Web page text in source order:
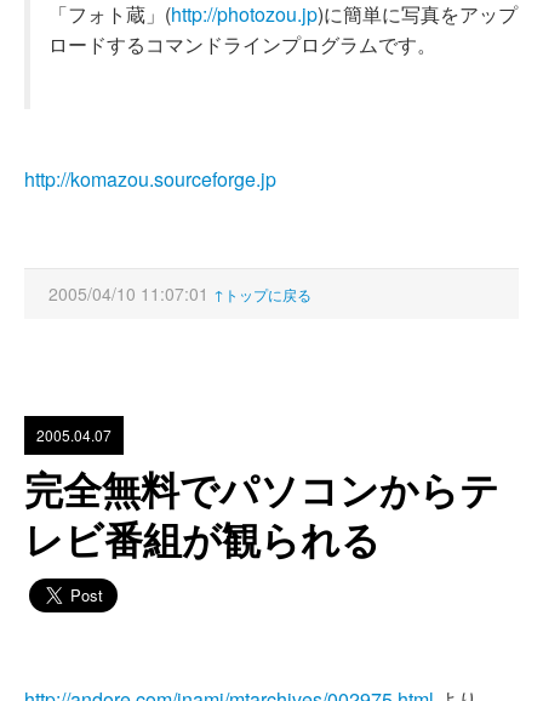
「フォト蔵」(http://photozou.jp)に簡単に写真をアップ
ロードするコマンドラインプログラムです。
http://komazou.sourceforge.jp
2005/04/10 11:07:01 ↑トップに戻る
2005.04.07
完全無料でパソコンからテ
レビ番組が観られる